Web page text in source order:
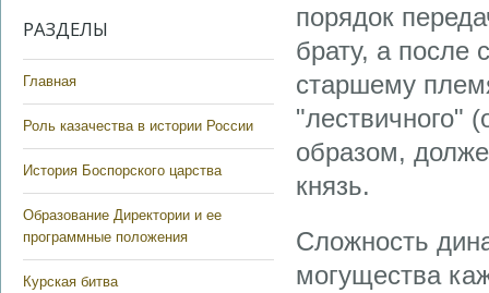
РАЗДЕЛЫ
Главная
Роль казачества в истории России
История Боспорского царства
Образование Директории и ее
программные положения
Курская битва
порядок
брату, а после
старшему
"лествичного"
образом,
князь.
Сложность
могущества